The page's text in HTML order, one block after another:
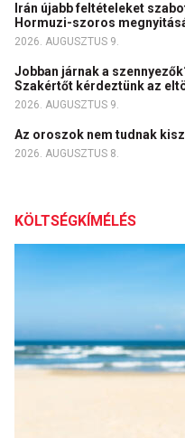
Irán újabb feltételeket
Hormuzi-szoros
2026. AUGUSZTUS 9.
Jobban járnak a
Szakértőt kérdeztünk az
2026. AUGUSZTUS 9.
Az oroszok nem tudnak
2026. AUGUSZTUS 8.
KÖLTSÉGKÍMÉLÉS